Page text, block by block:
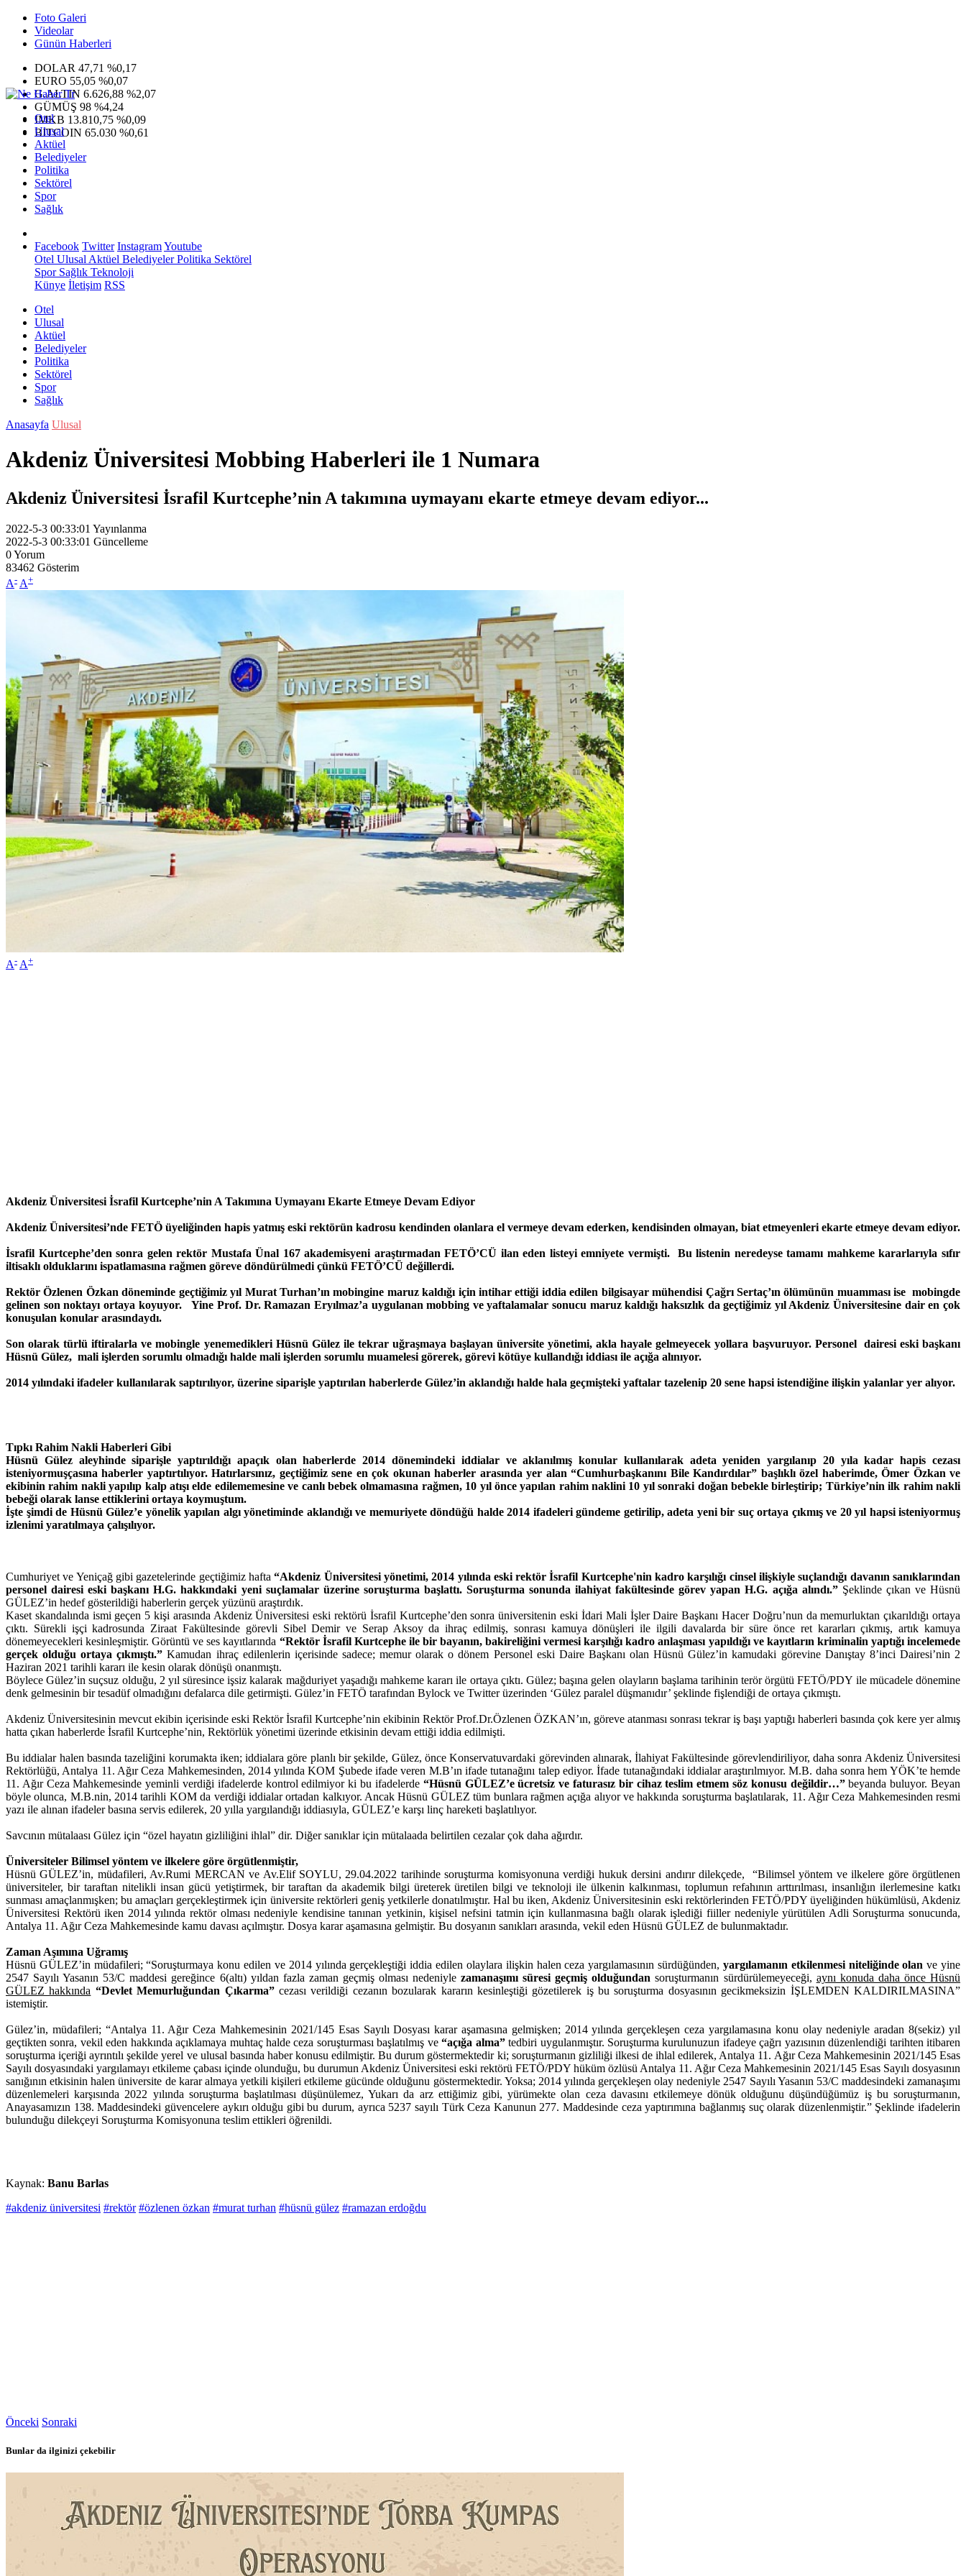
Foto Galeri
Videolar
Günün Haberleri
DOLAR 47,71 %0,17
EURO 55,05 %0,07
G.ALTIN 6.626,88 %2,07
GÜMÜŞ 98 %4,24
IMKB 13.810,75 %0,09
BITCOIN 65.030 %0,61
Otel
Ulusal
Aktüel
Belediyeler
Politika
Sektörel
Spor
Sağlık
Facebook Twitter InstagramYoutube
Otel Ulusal Aktüel BelediyelerPolitika Sektörel
SporSağlık Teknoloji
Künye İletişim RSS
Otel
Ulusal
Aktüel
Belediyeler
Politika
Sektörel
Spor
Sağlık
Anasayfa Ulusal
Akdeniz Üniversitesi Mobbing Haberleri ile 1 Numara
Akdeniz Üniversitesi İsrafil Kurtcephe’nin A takımına uymayanı ekarte etmeye devam ediyor...
2022-5-3 00:33:01 Yayınlanma
2022-5-3 00:33:01 Güncelleme
0Yorum
83462 Gösterim
A- A+
A- A+
Akdeniz Üniversitesi İsrafil Kurtcephe’nin A Takımına Uymayanı Ekarte Etmeye Devam Ediyor
Akdeniz Üniversitesi’nde FETÖ üyeliğinden hapis yatmış eski rektörün kadrosu kendinden olanlara el vermeye devam ederken, kendisinden olmayan, biat etmeyenleri ekarte etmeye devam ediyor.
İsrafil Kurtcephe’den sonra gelen rektör Mustafa Ünal 167 akademisyeni araştırmadan FETÖ’CÜ ilan eden listeyi emniyete vermişti. Bu listenin neredeyse tamamı mahkeme kararlarıyla sıfır
iltisaklı olduklarını ispatlamasına rağmen göreve döndürülmedi çünkü FETÖ’CÜ değillerdi.
Rektör Özlenen Özkan döneminde geçtiğimiz yıl Murat Turhan’ın mobingine maruz kaldığı için intihar ettiği iddia edilen bilgisayar mühendisi Çağrı Sertaç’ın ölümünün muamması ise mobingde
gelinen son noktayı ortaya koyuyor. Yine Prof. Dr. Ramazan Eryılmaz’a uygulanan mobbing ve yaftalamalar sonucu maruz kaldığı haksızlık da geçtiğimiz yıl Akdeniz Üniversitesine dair en çok
konuşulan konular arasındaydı.
Son olarak türlü iftiralarla ve mobingle yenemedikleri Hüsnü Gülez ile tekrar uğraşmaya başlayan üniversite yönetimi, akla hayale gelmeyecek yollara başvuruyor. Personel dairesi eski başkanı
Hüsnü Gülez, mali işlerden sorumlu olmadığı halde mali işlerden sorumlu muamelesi görerek, görevi kötüye kullandığı iddiası ile açığa alınıyor.
2014 yılındaki ifadeler kullanılarak saptırılıyor, üzerine siparişle yaptırılan haberlerde Gülez’in aklandığı halde hala geçmişteki yaftalar tazelenip 20 sene hapsi istendiğine ilişkin yalanlar yer alıyor.
Tıpkı Rahim Nakli Haberleri Gibi
Hüsnü Gülez aleyhinde siparişle yaptırıldığı apaçık olan haberlerde 2014 dönemindeki iddialar ve aklanılmış konular kullanılarak adeta yeniden yargılanıp 20 yıla kadar hapis cezası
isteniyormuşçasına haberler yaptırtılıyor. Hatırlarsınız, geçtiğimiz sene en çok okunan haberler arasında yer alan “Cumhurbaşkanını Bile Kandırdılar” başlıklı özel haberimde, Ömer Özkan ve
ekibinin rahim nakli yapılıp kalp atışı elde edilememesine ve canlı bebek olmamasına rağmen, 10 yıl önce yapılan rahim naklini 10 yıl sonraki doğan bebekle birleştirip; Türkiye’nin ilk rahim nakli
bebeği olarak lanse ettiklerini ortaya koymuştum.
İşte şimdi de Hüsnü Gülez’e yönelik yapılan algı yönetiminde aklandığı ve memuriyete döndüğü halde 2014 ifadeleri gündeme getirilip, adeta yeni bir suç ortaya çıkmış ve 20 yıl hapsi isteniyormuş
izlenimi yaratılmaya çalışılıyor.
Cumhuriyet ve Yeniçağ gibi gazetelerinde geçtiğimiz hafta“Akdeniz Üniversitesi yönetimi, 2014 yılında eski rektör İsrafil Kurtcephe'nin kadro karşılığı cinsel ilişkiyle suçlandığı davanın sanıklarından
personel dairesi eski başkanı H.G. hakkındaki yeni suçlamalar üzerine soruşturma başlattı. Soruşturma sonunda ilahiyat fakültesinde görev yapan H.G. açığa alındı.” Şeklinde çıkan ve Hüsnü
GÜLEZ’in hedef gösterildiği haberlerin gerçek yüzünü araştırdık.
Kaset skandalında ismi geçen 5 kişi arasında Akdeniz Üniversitesi eski rektörü İsrafil Kurtcephe’den sonra üniversitenin eski İdari Mali İşler Daire Başkanı Hacer Doğru’nun da memurluktan çıkarıldığı ortaya
çıktı. Sürekli işçi kadrosunda Ziraat Fakültesinde görevli Sibel Demir ve Serap Aksoy da ihraç edilmiş, sonrası kamuya dönüşleri ile ilgili davalarda bir süre önce ret kararları çıkmış, artık kamuya
dönemeyecekleri kesinleşmiştir. Görüntü ve ses kayıtlarında “Rektör İsrafil Kurtcephe ile bir bayanın, bakireliğini vermesi karşılığı kadro anlaşması yapıldığı ve kayıtların kriminalin yaptığı incelemede
gerçek olduğu ortaya çıkmıştı.” Kamudan ihraç edilenlerin içerisinde sadece; memur olarak o dönem Personel eski Daire Başkanı olan Hüsnü Gülez’in kamudaki görevine Danıştay 8’inci Dairesi’nin 2
Haziran 2021 tarihli kararı ile kesin olarak dönüşü onanmıştı.
Böylece Gülez’in suçsuz olduğu, 2 yıl süresince işsiz kalarak mağduriyet yaşadığı mahkeme kararı ile ortaya çıktı. Gülez; başına gelen olayların başlama tarihinin terör örgütü FETÖ/PDY ile mücadele dönemine
denk gelmesinin bir tesadüf olmadığını defalarca dile getirmişti. Gülez’in FETÖ tarafından Bylock ve Twitter üzerinden ‘Gülez paralel düşmanıdır’ şeklinde fişlendiği de ortaya çıkmıştı.
Akdeniz Üniversitesinin mevcut ekibin içerisinde eski Rektör İsrafil Kurtcephe’nin ekibinin Rektör Prof.Dr.Özlenen ÖZKAN’ın, göreve atanması sonrası tekrar iş başı yaptığı haberleri basında çok kere yer almış
hatta çıkan haberlerde İsrafil Kurtcephe’nin, Rektörlük yönetimi üzerinde etkisinin devam ettiği iddia edilmişti.
Bu iddialar halen basında tazeliğini korumakta iken; iddialara göre planlı bir şekilde, Gülez, önce Konservatuvardaki görevinden alınarak, İlahiyat Fakültesinde görevlendiriliyor, daha sonra Akdeniz Üniversitesi
Rektörlüğü, Antalya 11. Ağır Ceza Mahkemesinden, 2014 yılında KOM Şubede ifade veren M.B’ın ifade tutanağını talep ediyor. İfade tutanağındaki iddialar araştırılmıyor. M.B. daha sonra hem YÖK’te hemde
11. Ağır Ceza Mahkemesinde yeminli verdiği ifadelerde kontrol edilmiyor ki bu ifadelerde “Hüsnü GÜLEZ’e ücretsiz ve faturasız bir cihaz teslim etmem söz konusu değildir…”beyanda buluyor. Beyan
böyle olunca, M.B.nin, 2014 tarihli KOM da verdiği iddialar ortadan kalkıyor. Ancak Hüsnü GÜLEZ tüm bunlara rağmen açığa alıyor ve hakkında soruşturma başlatılarak, 11. Ağır Ceza Mahkemesinden resmi
yazı ile alınan ifadeler basına servis edilerek, 20 yılla yargılandığı iddiasıyla, GÜLEZ’e karşı linç hareketi başlatılıyor.
Savcının mütalaası Gülez için “özel hayatın gizliliğini ihlal” dir. Diğer sanıklar için mütalaada belirtilen cezalar çok daha ağırdır.
Üniversiteler Bilimsel yöntem ve ilkelere göre örgütlenmiştir,
Hüsnü GÜLEZ’in, müdafileri, Av.Rumi MERCAN ve Av.Elif SOYLU, 29.04.2022 tarihinde soruşturma komisyonuna verdiği hukuk dersini andırır dilekçede, “Bilimsel yöntem ve ilkelere göre örgütlenen
üniversiteler, bir taraftan nitelikli insan gücü yetiştirmek, bir taraftan da akademik bilgi üreterek üretilen bilgi ve teknoloji ile ülkenin kalkınması, toplumun refahının arttırılması, insanlığın ilerlemesine katkı
sunması amaçlanmışken; bu amaçları gerçekleştirmek için üniversite rektörleri geniş yetkilerle donatılmıştır. Hal bu iken, Akdeniz Üniversitesinin eski rektörlerinden FETÖ/PDY üyeliğinden hükümlüsü, Akdeniz
Üniversitesi Rektörü iken 2014 yılında rektör olması nedeniyle kendisine tanınan yetkinin, kişisel nefsini tatmin için kullanmasına bağlı olarak işlediği fiiller nedeniyle yürütülen Adli Soruşturma sonucunda,
Antalya 11. Ağır Ceza Mahkemesinde kamu davası açılmıştır. Dosya karar aşamasına gelmiştir. Bu dosyanın sanıkları arasında, vekil eden Hüsnü GÜLEZ de bulunmaktadır.
Zaman Aşımına Uğramış
Hüsnü GÜLEZ’in müdafileri; “Soruşturmaya konu edilen ve 2014 yılında gerçekleştiği iddia edilen olaylara ilişkin halen ceza yargılamasının sürdüğünden, yargılamanın etkilenmesi niteliğinde olan ve yine
2547 Sayılı Yasanın 53/C maddesi gereğince 6(altı) yıldan fazla zaman geçmiş olması nedeniylezamanaşımı süresi geçmiş olduğundan soruşturmanın sürdürülemeyeceği, aynı konuda daha önce Hüsnü
GÜLEZ hakkında “Devlet Memurluğundan Çıkarma”cezası verildiği cezanın bozularak kararın kesinleştiği gözetilerek iş bu soruşturma dosyasının gecikmeksizin İŞLEMDEN KALDIRILMASINA”
istemiştir.
Gülez’in, müdafileri; “Antalya 11. Ağır Ceza Mahkemesinin 2021/145 Esas Sayılı Dosyası karar aşamasına gelmişken; 2014 yılında gerçekleşen ceza yargılamasına konu olay nedeniyle aradan 8(sekiz) yıl
geçtikten sonra, vekil eden hakkında açıklamaya muhtaç halde ceza soruşturması başlatılmış ve“açığa alma”tedbiri uygulanmıştır. Soruşturma kurulunuzun ifadeye çağrı yazısının düzenlendiği tarihten itibaren
soruşturma içeriği ayrıntılı şekilde yerel ve ulusal basında haber konusu edilmiştir. Bu durum göstermektedir ki; soruşturmanın gizliliği ilkesi de ihlal edilerek, Antalya 11. Ağır Ceza Mahkemesinin 2021/145 Esas
Sayılı dosyasındaki yargılamayı etkileme çabası içinde olunduğu, bu durumun Akdeniz Üniversitesi eski rektörü FETÖ/PDY hüküm özlüsü Antalya 11. Ağır Ceza Mahkemesinin 2021/145 Esas Sayılı dosyasının
sanığının etkisinin halen üniversite de karar almaya yetkili kişileri etkileme gücünde olduğunu göstermektedir. Yoksa; 2014 yılında gerçekleşen olay nedeniyle 2547 Sayılı Yasanın 53/C maddesindeki zamanaşımı
düzenlemeleri karşısında 2022 yılında soruşturma başlatılması düşünülemez, Yukarı da arz ettiğimiz gibi, yürümekte olan ceza davasını etkilemeye dönük olduğunu düşündüğümüz iş bu soruşturmanın,
Anayasamızın 138. Maddesindeki güvencelere aykırı olduğu gibi bu durum, ayrıca 5237 sayılı Türk Ceza Kanunun 277. Maddesinde ceza yaptırımına bağlanmış suç olarak düzenlenmiştir.” Şeklinde ifadelerin
bulunduğu dilekçeyi Soruşturma Komisyonuna teslim ettikleri öğrenildi.
Kaynak: Banu Barlas
#akdeniz üniversitesi #rektör #özlenen özkan #murat turhan #hüsnü gülez #ramazan erdoğdu
Önceki Sonraki
Bunlar da ilginizi çekebilir